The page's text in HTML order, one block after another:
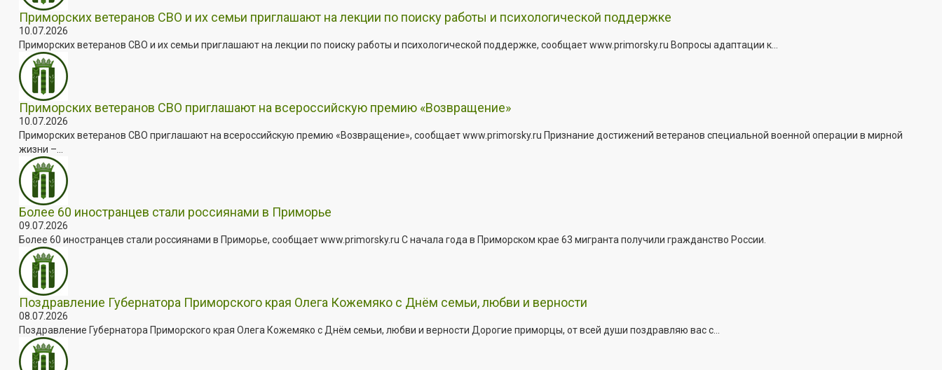
Приморских ветеранов СВО и их семьи приглашают на лекции по поиску работы и психологической поддержке
10.07.2026
Приморских ветеранов СВО и их семьи приглашают на лекции по поиску работы и психологической поддержке, сообщает www.primorsky.ru Вопросы адаптации к...
Приморских ветеранов СВО приглашают на всероссийскую премию «Возвращение»
10.07.2026
Приморских ветеранов СВО приглашают на всероссийскую премию «Возвращение», сообщает www.primorsky.ru Признание достижений ветеранов специальной военной операции в мирной
жизни –...
Более 60 иностранцев стали россиянами в Приморье
09.07.2026
Более 60 иностранцев стали россиянами в Приморье, сообщает www.primorsky.ru С начала года в Приморском крае 63 мигранта получили гражданство России.
Поздравление Губернатора Приморского края Олега Кожемяко с Днём семьи, любви и верности
08.07.2026
Поздравление Губернатора Приморского края Олега Кожемяко с Днём семьи, любви и верности Дорогие приморцы, от всей души поздравляю вас с...